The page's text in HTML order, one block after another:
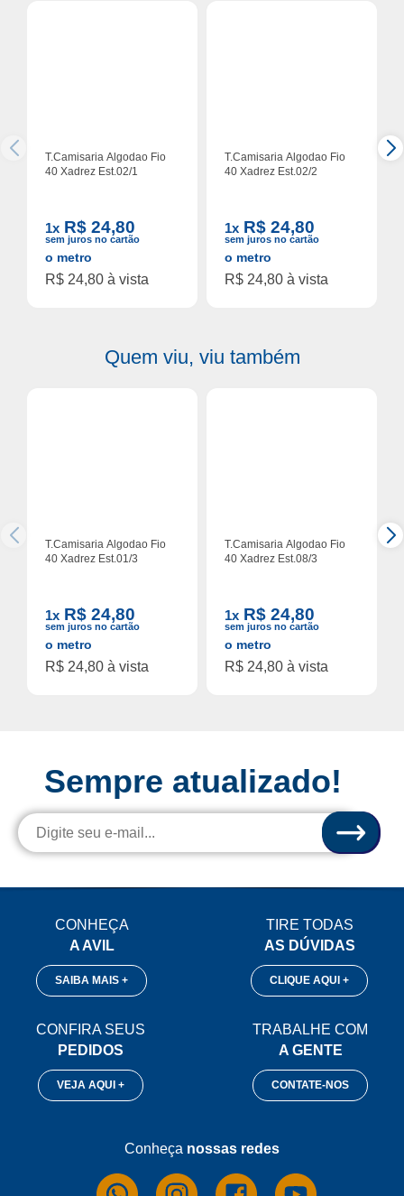
T.Camisaria Algodao Fio
40 Xadrez Est.02/1
1x R$ 24,80
sem juros no cartão
o metro
R$ 24,80 à vista
T.Camisaria Algodao Fio
40 Xadrez Est.02/2
1x R$ 24,80
sem juros no cartão
o metro
R$ 24,80 à vista
Quem viu, viu também
T.Camisaria Algodao Fio
40 Xadrez Est.01/3
1x R$ 24,80
sem juros no cartão
o metro
R$ 24,80 à vista
T.Camisaria Algodao Fio
40 Xadrez Est.08/3
1x R$ 24,80
sem juros no cartão
o metro
R$ 24,80 à vista
Sempre atualizado!
CONHEÇA
A AVIL
SAIBA MAIS +
TIRE TODAS
AS DÚVIDAS
CLIQUE AQUI +
CONFIRA SEUS
PEDIDOS
VEJA AQUI +
TRABALHE COM
A GENTE
CONTATE-NOS
Conheça nossas redes